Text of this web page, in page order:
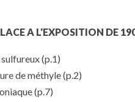
A L'EXPOSITION DE
(p.1)
de méthyle(p.2)
(p.7)